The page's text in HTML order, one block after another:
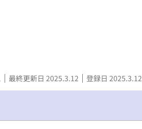
最終更新日 2025.3.12 登録日 2025.3.12